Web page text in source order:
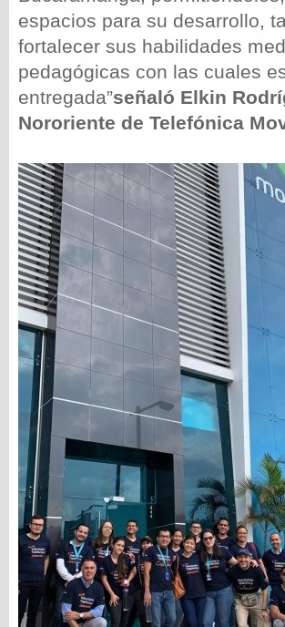
espacios para su desarrollo,
fortalecer sus habilidades
pedagógicas con las cuales
entregada”señaló Elkin
Nororiente de Telefónica